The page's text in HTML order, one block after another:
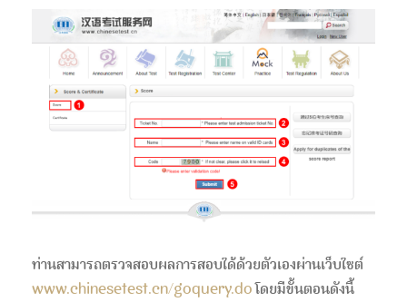
ท่านสามารถตรวจสอบผลการสอบได้ด้วยตัวเองผ่านเว็บไซต์
www.chinesetest.cn/goquery.doโดยมีขั้นตอนดังนี้